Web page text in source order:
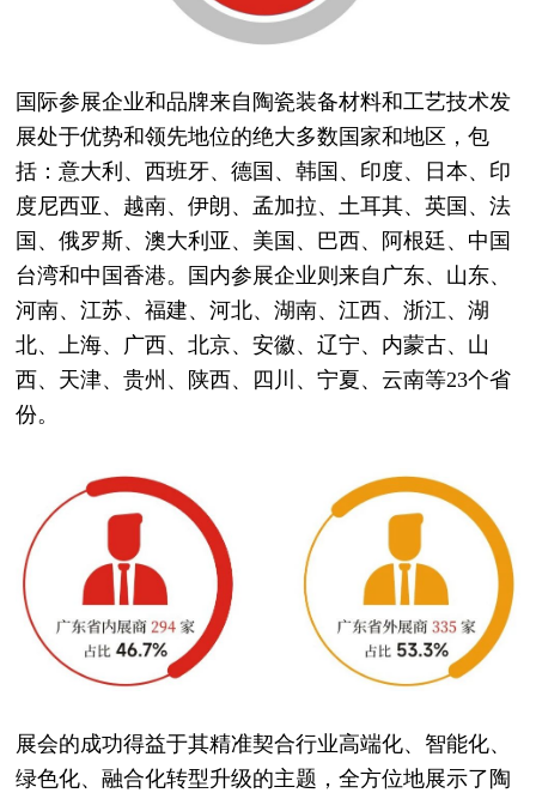
国际参展企业和品牌来自陶瓷装备材料和工艺技术发
展处于优势和领先地位的绝大多数国家和地区，包
括：意大利、西班牙、德国、韩国、印度、日本、印
度尼西亚、越南、伊朗、孟加拉、土耳其、英国、法
国、俄罗斯、澳大利亚、美国、巴西、阿根廷、中国
台湾和中国香港。国内参展企业则来自广东、山东、
河南、江苏、福建、河北、湖南、江西、浙江、湖
北、上海、广西、北京、安徽、辽宁、内蒙古、山
西、天津、贵州、陕西、四川、宁夏、云南等23个省
份。
展会的成功得益于其精准契合行业高端化、智能化、
绿色化、融合化转型升级的主题，全方位地展示了陶